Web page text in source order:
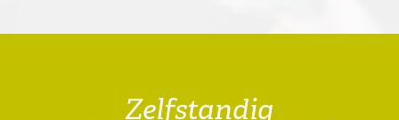
Zelfstandig